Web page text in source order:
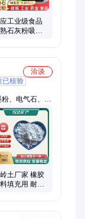
工业级食品
石灰粉吸附
洽谈
已核验
、电气石、鹅
、石英砂、白
棒土、岩片、
砂、高岭土、
土厂家 橡胶
填充用 耐火